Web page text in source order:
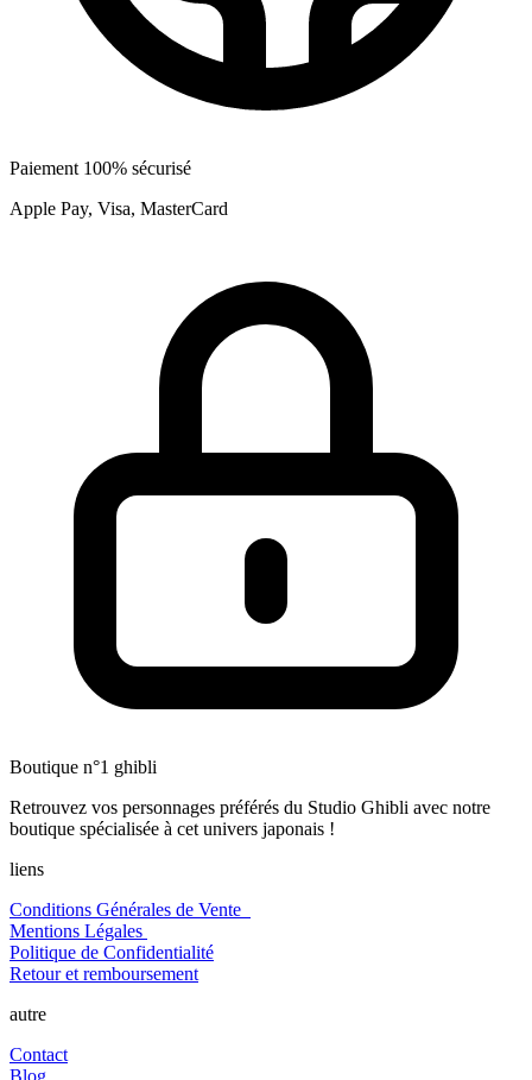
Paiement 100% sécurisé
Apple Pay, Visa, MasterCard
Boutique n°1 ghibli
Retrouvez vos personnages préférés du Studio Ghibli avec notre
boutique spécialisée à cet univers japonais !
liens
Conditions Générales de Vente
Mentions Légales
Politique de Confidentialité
Retour et remboursement
autre
Contact